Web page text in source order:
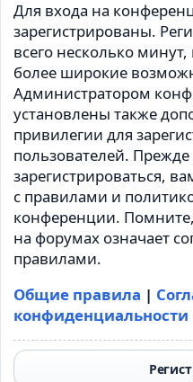
Для входа на
зарегистрированы.
всего несколько
более широкие
Администратором
установлены также
привилегии для
пользователей.
зарегистрироваться,
с правилами и
конференции.
на форумах означает
правилами.
Общие правила |
конфиденциальности